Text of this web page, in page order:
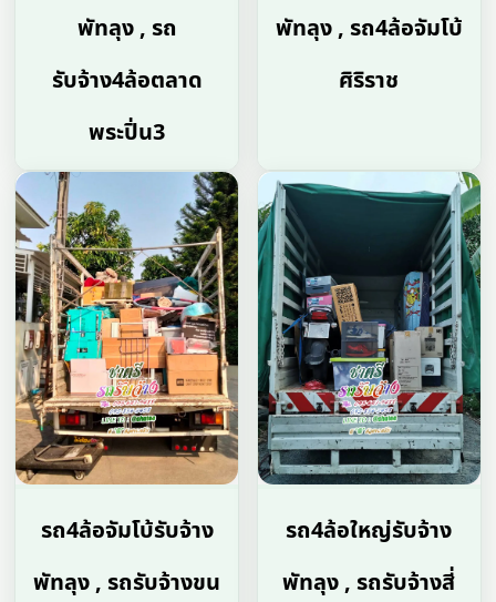
พัทลุง , รถ
รับจ้าง4ล้อตลาด
พระปิ่น3
พัทลุง , รถ4ล้อจัมโบ้
ศิริราช
รถ4ล้อจัมโบ้รับจ้าง
พัทลุง , รถรับจ้างขน
รถ4ล้อใหญ่รับจ้าง
พัทลุง , รถรับจ้างสี่